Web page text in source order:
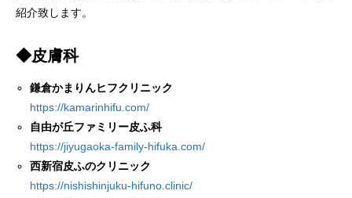
紹介致します。
◆皮膚科
鎌倉かまりんヒフクリニック
https://kamarinhifu.com/
自由が丘ファミリー皮ふ科
https://jiyugaoka-family-hifuka.com/
西新宿皮ふのクリニック
https://nishishinjuku-hifuno.clinic/